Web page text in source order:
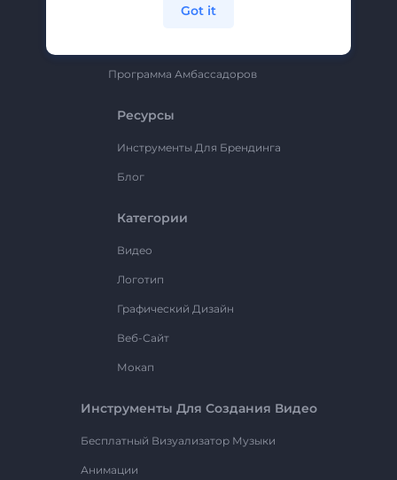
Программа Амбассадоров
Ресурсы
Инструменты Для Брендинга
Блог
Категории
Видео
Логотип
Графический Дизайн
Веб-Сайт
Мокап
Инструменты Для Создания Видео
Бесплатный Визуализатор Музыки
Анимации
Got it